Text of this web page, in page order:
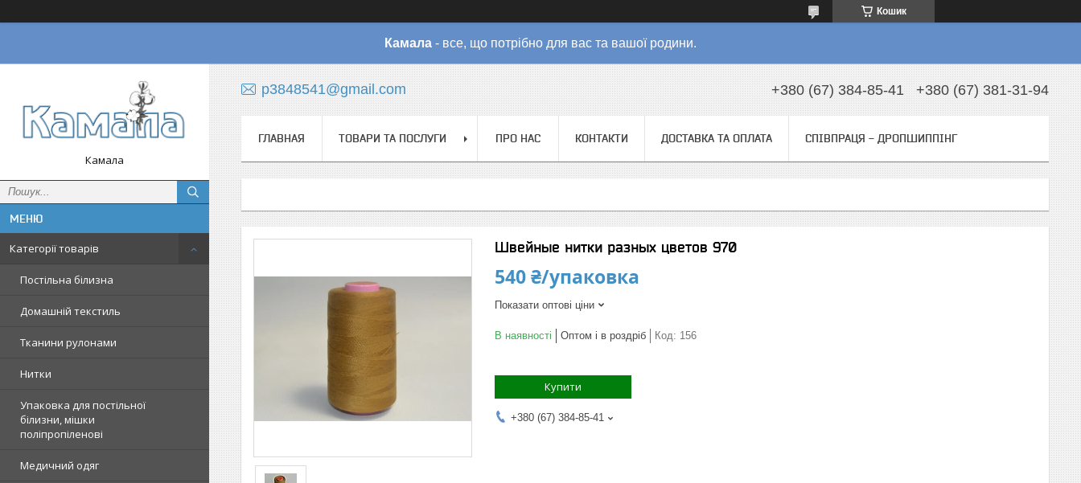
Кошик
Камала - все, що потрібно для вас та вашої родини.
Камала
Категорії товарів
Постільна білизна
Домашній текстиль
Тканини рулонами
Нитки
Упаковка для постільної
білизни, мішки
поліпропіленові
Медичний одяг
p3848541@gmail.com +380 (67) 384-85-41 +380 (67) 381-31-94
ГЛАВНАЯ ТОВАРИ ТА ПОСЛУГИ ПРО НАС КОНТАКТИ ДОСТАВКА ТА ОПЛАТА СПІВПРАЦЯ - ДРОПШИППІНГ
Швейные нитки разных цветов 970
540 ₴/упаковка
Показати оптові ціни
В наявності Оптом і в роздріб Код: 156
Купити
+380 (67) 384-85-41